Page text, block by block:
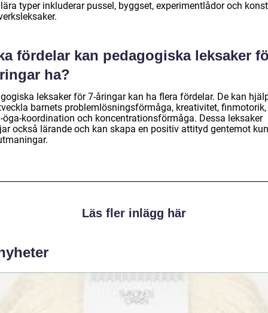
typer inkluderar pussel, byggset, experimentlådor och
fördelar kan pedagogiska leksaker
ha?
leksaker för 7-åringar kan ha flera fördelar. De kan
barnets problemlösningsförmåga, kreativitet, finmotorik,
öga-koordination och koncentrationsförmåga. Dessa leksaker
också lärande och kan skapa en positiv attityd gentemot
Läs fler inlägg här